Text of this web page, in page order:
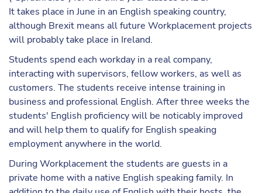
It takes place in June in an English speaking country,
although Brexit means all future Workplacement projects
will probably take place in Ireland.
Students spend each workday in a real company,
interacting with supervisors, fellow workers, as well as
customers. The students receive intense training in
business and professional English. After three weeks the
students' English proficiency will be noticably improved
and will help them to qualify for English speaking
employment anywhere in the world.
During Workplacement the students are guests in a
private home with a native English speaking family. In